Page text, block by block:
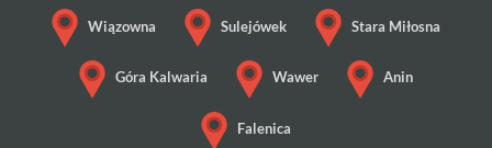
Wiązowna Sulejówek Stara Miłosna
Góra Kalwaria Wawer Anin
Falenica